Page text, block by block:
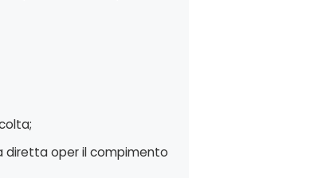
diretta oper il compimento